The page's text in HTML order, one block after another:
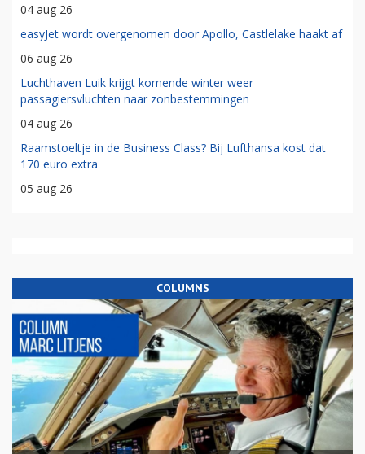
04 aug 26
easyJet wordt overgenomen door Apollo, Castlelake haakt af
06 aug 26
Luchthaven Luik krijgt komende winter weer
passagiersvluchten naar zonbestemmingen
04 aug 26
Raamstoeltje in de Business Class? Bij Lufthansa kost dat
170 euro extra
05 aug 26
COLUMNS